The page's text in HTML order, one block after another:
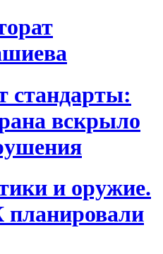
стандарты:
вскрыло
и оружие.